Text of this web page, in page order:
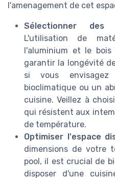
l'amenagement de cet
Sélectionner
L'utilisation de
l'aluminium et le
garantir la longévité
si vous envisagez
bioclimatique ou un
cuisine. Veillez à
qui résistent aux
de température.
Optimiser l'espace
dimensions de votre
pool, il est crucial de
disposer d'une